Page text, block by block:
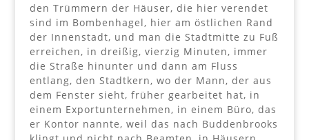
den Trümmern der Häuser, die hier verendet
sind im Bombenhagel, hier am östlichen Rand
der Innenstadt, und man die Stadtmitte zu Fuß
erreichen, in dreißig, vierzig Minuten, immer
die Straße hinunter und dann am Fluss
entlang, den Stadtkern, wo der Mann, der aus
dem Fenster sieht, früher gearbeitet hat, in
einem Exportunternehmen, in einem Büro, das
er Kontor nannte, weil das nach Buddenbrooks